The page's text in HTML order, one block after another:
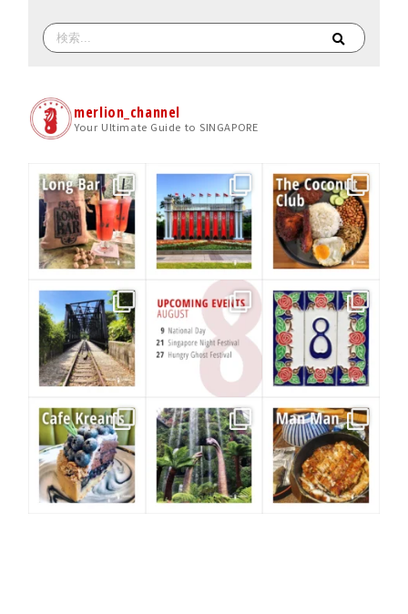
merlion_channel
Your Ultimate Guide to SINGAPORE